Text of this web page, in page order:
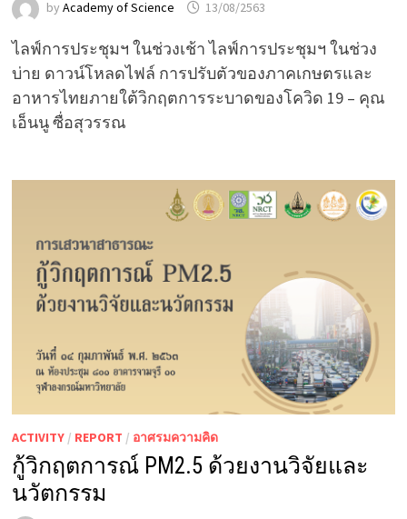
by Academy of Science 13/08/2563
ไลฟ์การประชุมฯ ในช่วงเช้า ไลฟ์การประชุมฯ ในช่วง
บ่าย ดาวน์โหลดไฟล์ การปรับตัวของภาคเกษตรและ
อาหารไทยภายใต้วิกฤตการระบาดของโควิด 19 – คุณ
เอ็นนู ซื่อสุวรรณ
ACTIVITY/ REPORT / อาศรมความคิด
กู้วิกฤตการณ์ PM2.5 ด้วยงานวิจัยและ
นวัตกรรม